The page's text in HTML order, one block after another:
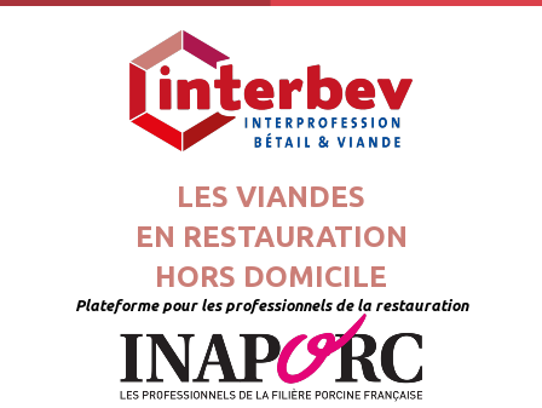
LES VIANDES
EN RESTAURATION
HORS DOMICILE
Plateforme pour les professionnels de la restauration